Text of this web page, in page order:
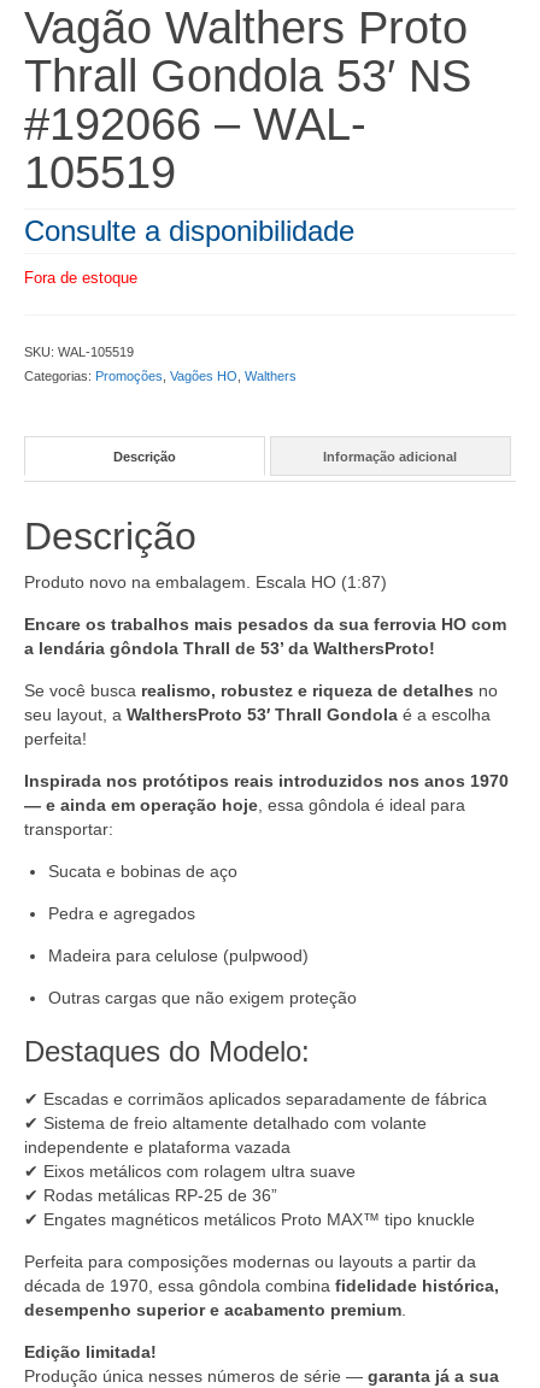
Vagão Walthers Proto
Thrall Gondola 53′ NS
#192066 – WAL-
105519
Consulte a disponibilidade
Fora de estoque
SKU: WAL-105519
Categorias: Promoções Vagões HO Walthers
Descrição Informação adicional
Descrição
Produto novo na embalagem. Escala HO (1:87)
Encare os trabalhos mais pesados da sua ferrovia HO com
a lendária gôndola Thrall de 53’ da WalthersProto!
Se você busca realismo, robustez e riqueza de detalhes no
seu layout, a WalthersProto 53′ Thrall Gondola é a escolha
perfeita!
Inspirada nos protótipos reais introduzidos nos anos 1970
— e ainda em operação hoje, essa gôndola é ideal para
transportar:
Sucata e bobinas de aço
Pedra e agregados
Madeira para celulose (pulpwood)
Outras cargas que não exigem proteção
Destaques do Modelo:
✔ Escadas e corrimãos aplicados separadamente de fábrica
✔ Sistema de freio altamente detalhado com volante
independente e plataforma vazada
✔ Eixos metálicos com rolagem ultra suave
✔ Rodas metálicas RP-25 de 36”
✔ Engates magnéticos metálicos Proto MAX™ tipo knuckle
Perfeita para composições modernas ou layouts a partir da
década de 1970, essa gôndola combina fidelidade histórica,
desempenho superior e acabamento premium
Edição limitada!
Produção única nesses números de série — garanta já a sua